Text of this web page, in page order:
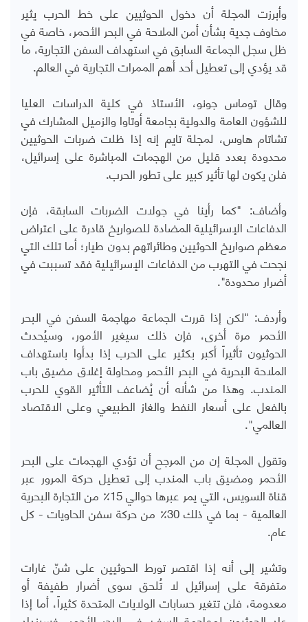
وأبرزت المجلة أن دخول الحوثيين على خط الحرب يثير
مخاوف جدية بشأن أمن الملاحة في البحر الأحمر، خاصة في
ظل سجل الجماعة السابق في استهداف السفن التجارية، ما
قد يؤدي إلى تعطيل أحد أهم الممرات التجارية في العالم.
وقال توماس جونو، الأستاذ في كلية الدراسات العليا
للشؤون العامة والدولية بجامعة أوتاوا والزميل المشارك في
تشاتام هاوس، لمجلة تايم إنه إذا ظلت ضربات الحوثيين
محدودة بعدد قليل من الهجمات المباشرة على إسرائيل،
فلن يكون لها تأثير كبير على تطور الحرب.
وأضاف: "كما رأينا في جولات الضربات السابقة، فإن
الدفاعات الإسرائيلية المضادة للصواريخ قادرة على اعتراض
معظم صواريخ الحوثيين وطائراتهم بدون طيار؛ أما تلك التي
نجحت في التهرب من الدفاعات الإسرائيلية فقد تسببت في
أضرار محدودة".
وأردف: "لكن إذا قررت الجماعة مهاجمة السفن في البحر
الأحمر مرة أخرى، فإن ذلك سيغير الأمور، وسيُحدث
الحوثيون تأثيراً أكبر بكثير على الحرب إذا بدأوا باستهداف
الملاحة البحرية في البحر الأحمر ومحاولة إغلاق مضيق باب
المندب. وهذا من شأنه أن يُضاعف التأثير القوي للحرب
بالفعل على أسعار النفط والغاز الطبيعي وعلى الاقتصاد
العالمي".
وتقول المجلة إن من المرجح أن تؤدي الهجمات على البحر
الأحمر ومضيق باب المندب إلى تعطيل حركة المرور عبر
قناة السويس، التي يمر عبرها حوالي 15٪ من التجارة البحرية
العالمية - بما في ذلك 30٪ من حركة سفن الحاويات - كل
عام.
وتشير إلى أنه إذا اقتصر تورط الحوثيين على شنّ غارات
متفرقة على إسرائيل لا تُلحق سوى أضرار طفيفة أو
معدومة، فلن تتغير حسابات الولايات المتحدة كثيراً، أما إذا